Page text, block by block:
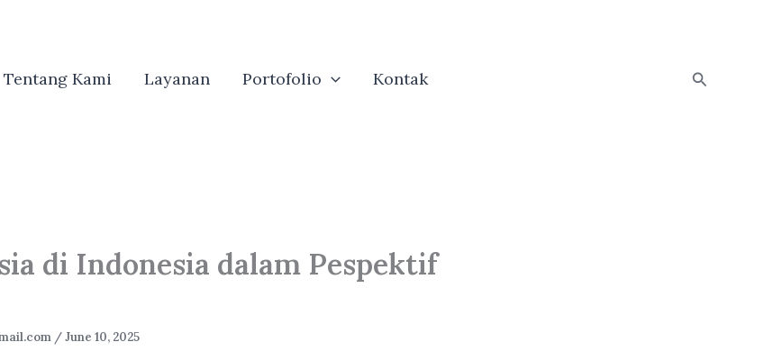
Tentang Kami Layanan Portofolio Kontak Search
di Indonesia dalam Pespektif
/June 10, 2025